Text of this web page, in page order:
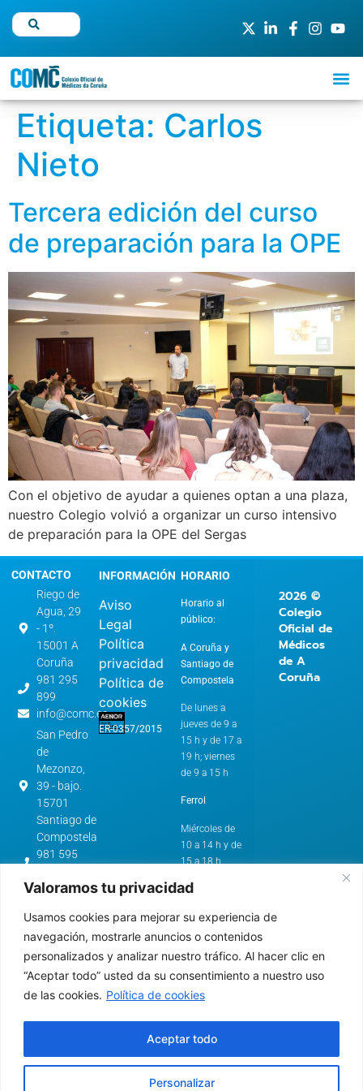
Valoramos tu privacidad
Usamos cookies para mejorar su experiencia de
navegación, mostrarle anuncios o contenidos
personalizados y analizar nuestro tráfico. Al hacer clic en
“Aceptar todo” usted da su consentimiento a nuestro uso
de las cookies. Política de cookies
Personalizar
Aceptar todo
Etiqueta: Carlos
Nieto
Tercera edición del curso
de preparación para la OPE
Con el objetivo de ayudar a quienes optan a una plaza,
nuestro Colegio volvió a organizar un curso intensivo
de preparación para la OPE del Sergas
CONTACTO
Riego de
Agua, 29
- 1º.
15001 A
Coruña
981 295
899
info@comc.es
San Pedro
de
Mezonzo,
39 - bajo.
15701
Santiago de
Compostela
981 595
cstg@comc.es
de
Esteiro,
61.
15403 -
Ferrol
INFORMACIÓN
Aviso
Legal
Política
privacidad
Política de
cookies
ER-0357/2015
HORARIO
Horario al
público:
A Coruña y
Santiago de
Compostela
De lunes a
jueves de 9 a
15 h y de 17 a
19 h; viernes
de 9 a 15 h
Ferrol
Miércoles de
10 a 14 h y de
15 a 18 h
Horario de
A Coruña y
Santiago de
De lunes a
Miércoles de
2026 ©
Colegio
Oficial de
Médicos
de A
Coruña